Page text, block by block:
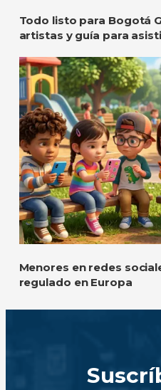
Todo listo para Bogotá
artistas y guía para
Menores en redes
regulado en Europa